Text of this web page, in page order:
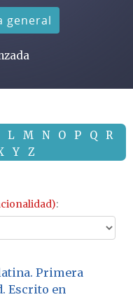
general
L M N O P Q
R
Y Z
:
Primera
Escrito en